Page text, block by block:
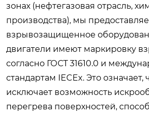
зонах (нефтегазовая отрасль,
производства), мы
взрывозащищенное
двигатели имеют маркировку
согласно ГОСТ 31610.0 и
стандартам IECEx. Это означает,
исключает возможность
перегрева поверхностей,